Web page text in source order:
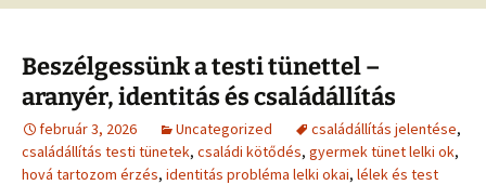
Beszélgessünk a testi tünettel –
aranyér, identitás és családállítás
február 3, 2026 Uncategorized családállítás jelentése,
családállítás testi tünetek, családi kötődés, gyermek tünet lelki ok,
hová tartozom érzés, identitás probléma lelki okai, lélek és test